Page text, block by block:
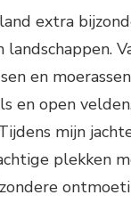
extra
en
en open
mijn
plekken